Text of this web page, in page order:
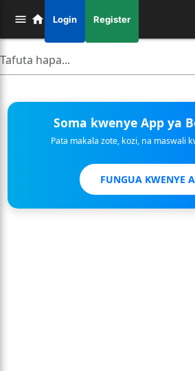
Login Register
Soma kwenye App ya
Pata makala zote, kozi, na maswali
FUNGUA KWENYE